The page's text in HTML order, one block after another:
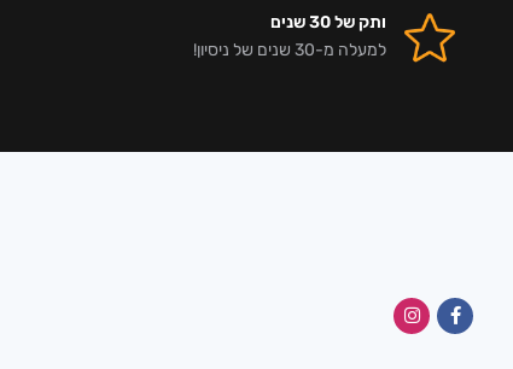
ותק של 30 שנים
למעלה מ-30 שנים של ניסיון!